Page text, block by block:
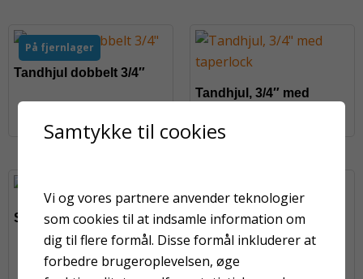
På fjernlager
Tandhjul dobbelt 3/4″
Tandhjul, 3/4″ med
Skudventil 1″ G1/8″
På fjernlager
Slynghjul TSM II,
komplet
Samtykke til cookies
Vi og vores partnere anvender teknologier
som cookies til at indsamle information om
dig til flere formål. Disse formål inkluderer at
forbedre brugeroplevelsen, øge